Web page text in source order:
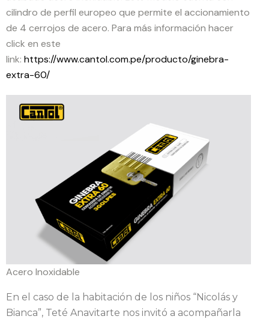
cilindro de perfil europeo que permite el accionamiento
de 4 cerrojos de acero. Para más información hacer
click en este
link: https://www.cantol.com.pe/producto/ginebra-
extra-60/
Acero Inoxidable
En el caso de la habitación de los niños “Nicolás y
Bianca”, Teté Anavitarte nos invitó a acompañarla